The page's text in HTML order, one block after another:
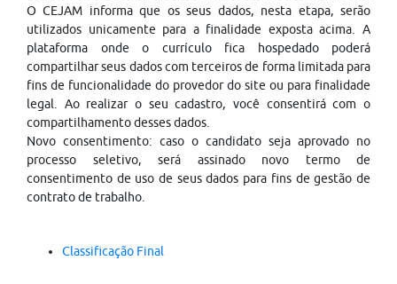
O CEJAM informa que os seus dados, nesta etapa, serão
utilizados unicamente para a finalidade exposta acima. A
plataforma onde o currículo fica hospedado poderá
compartilhar seus dados com terceiros de forma limitada para
fins de funcionalidade do provedor do site ou para finalidade
legal. Ao realizar o seu cadastro, você consentirá com o
compartilhamento desses dados.
Novo consentimento: caso o candidato seja aprovado no
processo seletivo, será assinado novo termo de
consentimento de uso de seus dados para fins de gestão de
contrato de trabalho.
Classificação Final